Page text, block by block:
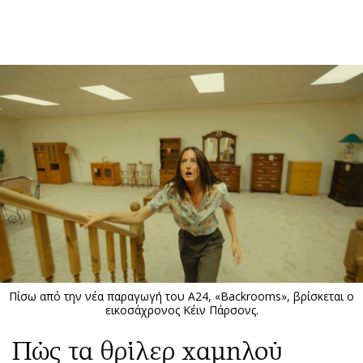
ΣΥΝΔΕΣΗ
Κύπρος
Παιδεία
Υγεία
Πολιτική
Βουλευτικές 2026
Εκλογές 2024
Προεδρικές 2023
Διπλωματία
Απόψεις
Αρθρογραφία
The Hill
Υγεία
Αγγελίες
Ενοικιάζονται
Πωλούνται
Θέσεις εργασίας
Πίσω από την νέα παραγωγή του Α24, «Backrooms», βρίσκεται ο
εικοσάχρονος Κέιν Πάρσονς.
Πώς τα θρίλερ χαμηλού